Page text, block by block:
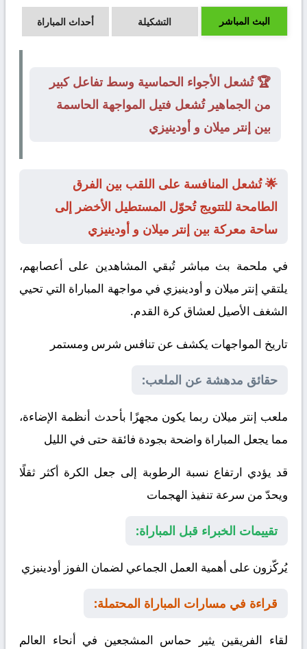
البث المباشر التشكيلة أحداث المباراة
🏆 تُشعل الأجواء الحماسية وسط تفاعل كبير
من الجماهير تُشعل فتيل المواجهة الحاسمة
بين إنتر ميلان و أودينيزي
🌟 تُشعل المنافسة على اللقب بين الفرق
الطامحة للتتويج تُحوّل المستطيل الأخضر إلى
ساحة معركة بين إنتر ميلان و أودينيزي
في ملحمة بث مباشر تُبقي المشاهدين على أعصابهم،
يلتقي إنتر ميلان و أودينيزي في مواجهة المباراة التي تحيي
الشغف الأصيل لعشاق كرة القدم.
تاريخ المواجهات يكشف عن تنافس شرس ومستمر
حقائق مدهشة عن الملعب:
ملعب إنتر ميلان ربما يكون مجهزًا بأحدث أنظمة الإضاءة،
مما يجعل المباراة واضحة بجودة فائقة حتى في الليل
قد يؤدي ارتفاع نسبة الرطوبة إلى جعل الكرة أكثر ثقلًا
ويحدّ من سرعة تنفيذ الهجمات
تقييمات الخبراء قبل المباراة:
يُركّزون على أهمية العمل الجماعي لضمان الفوز أودينيزي
قراءة في مسارات المباراة المحتملة:
لقاء الفريقين يثير حماس المشجعين في أنحاء العالم